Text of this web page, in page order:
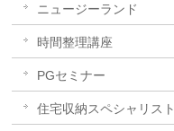
ニュージーランド
時間整理講座
PGセミナー
住宅収納スペシャリスト